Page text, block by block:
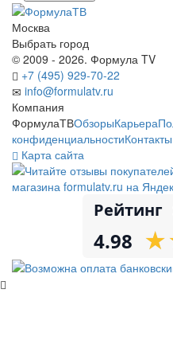
Москва
Выбрать город
© 2009 - 2026. Формула TV
+7 (495) 929-70-22
info@formulatv.ru
Компания
ФормулаТВОбзорыКарьера
конфиденциальностиКонтакты
Карта сайта
Рейтинг
4.98 ★
★